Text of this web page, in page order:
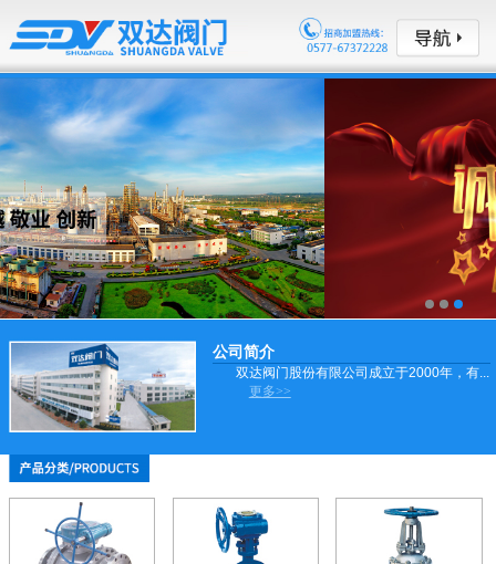
公司简介
双达阀门股份有限公司成立于2000年，有...
更多>>